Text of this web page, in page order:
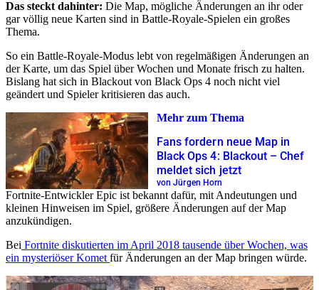
Das steckt dahinter: Die Map, mögliche Änderungen an ihr oder
gar völlig neue Karten sind in Battle-Royale-Spielen ein großes
Thema.
So ein Battle-Royale-Modus lebt von regelmäßigen Änderungen an
der Karte, um das Spiel über Wochen und Monate frisch zu halten.
Bislang hat sich in Blackout von Black Ops 4 noch nicht viel
geändert und Spieler kritisieren das auch.
Mehr zum Thema
Fans fordern neue Map in
Black Ops 4: Blackout – Chef
meldet sich jetzt
von Jürgen Horn
Fortnite-Entwickler Epic ist bekannt dafür, mit Andeutungen und
kleinen Hinweisen im Spiel, größere Änderungen auf der Map
anzukündigen.
Bei Fortnite diskutierten im April 2018 tausende über Wochen, was
ein mysteriöser Komet für Änderungen an der Map bringen würde.